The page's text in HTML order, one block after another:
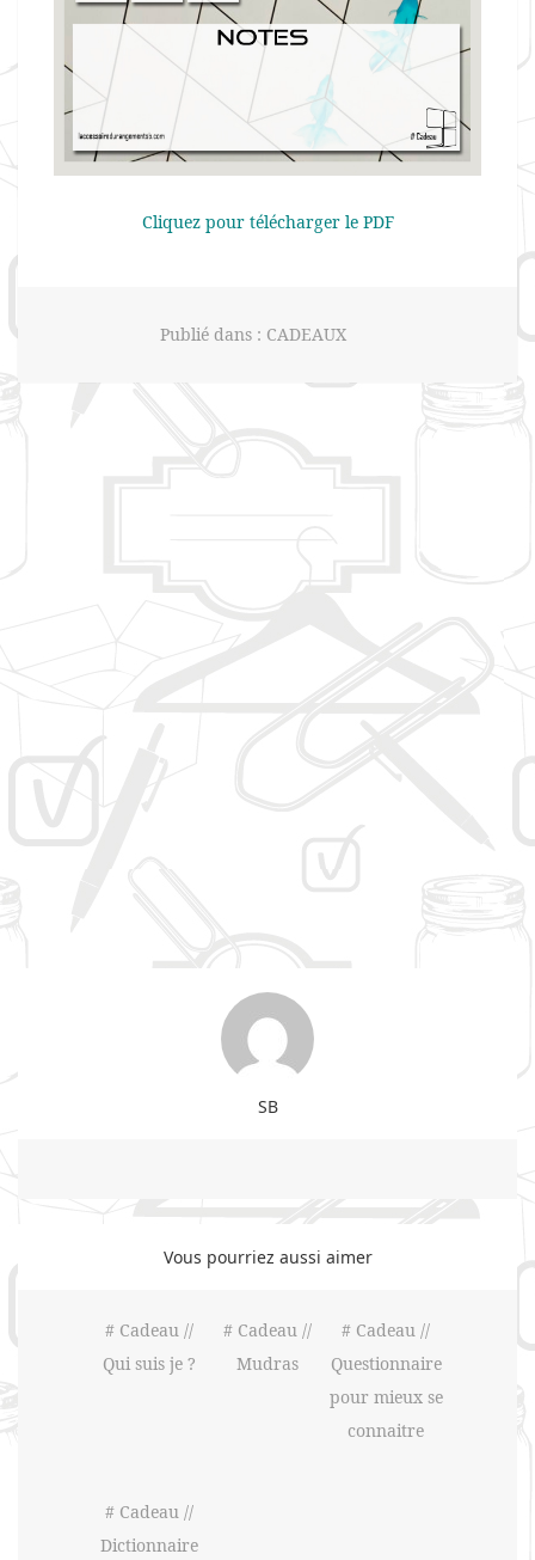
Cliquez pour télécharger le PDF
Publié dans : CADEAUX
SB
Vous pourriez aussi aimer
# Cadeau //
Qui suis je ?
# Cadeau //
Mudras
# Cadeau //
Questionnaire
pour mieux se
connaitre
# Cadeau //
Dictionnaire